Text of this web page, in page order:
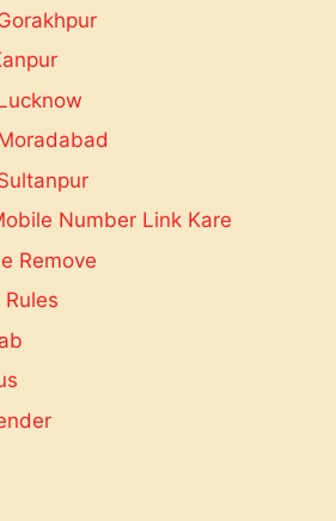
Number Link Kare
Remove